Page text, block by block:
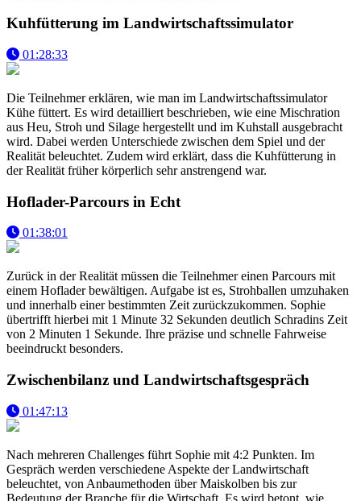
Kuhfütterung im Landwirtschaftssimulator
01:28:33
Die Teilnehmer erklären, wie man im Landwirtschaftssimulator
Kühe füttert. Es wird detailliert beschrieben, wie eine Mischration
aus Heu, Stroh und Silage hergestellt und im Kuhstall ausgebracht
wird. Dabei werden Unterschiede zwischen dem Spiel und der
Realität beleuchtet. Zudem wird erklärt, dass die Kuhfütterung in
der Realität früher körperlich sehr anstrengend war.
Hoflader-Parcours in Echt
01:38:01
Zurück in der Realität müssen die Teilnehmer einen Parcours mit
einem Hoflader bewältigen. Aufgabe ist es, Strohballen umzuhaken
und innerhalb einer bestimmten Zeit zurückzukommen. Sophie
übertrifft hierbei mit 1 Minute 32 Sekunden deutlich Schradins Zeit
von 2 Minuten 1 Sekunde. Ihre präzise und schnelle Fahrweise
beeindruckt besonders.
Zwischenbilanz und Landwirtschaftsgespräch
01:47:13
Nach mehreren Challenges führt Sophie mit 4:2 Punkten. Im
Gespräch werden verschiedene Aspekte der Landwirtschaft
beleuchtet, von Anbaumethoden über Maiskolben bis zur
Bedeutung der Branche für die Wirtschaft. Es wird betont, wie